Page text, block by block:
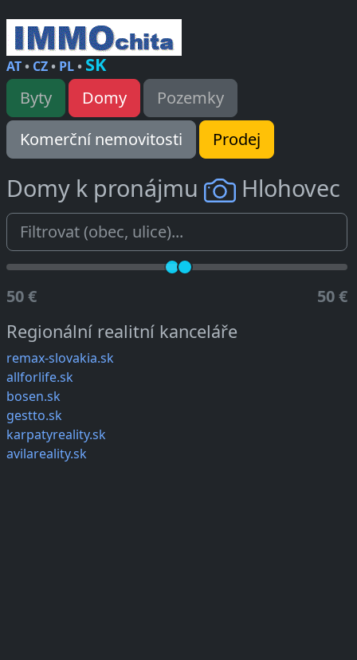
AT• CZ• PL• SK
Byty Domy
Pozemky
Komerční nemovitosti
Prodej
Domy k pronájmu Hlohovec
50 € 50 €
Regionální realitní kanceláře
remax-slovakia.sk
allforlife.sk
bosen.sk
gestto.sk
karpatyreality.sk
avilareality.sk